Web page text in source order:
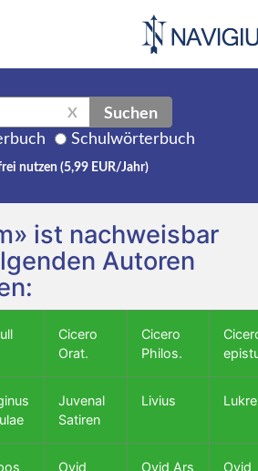
X Suchen
Schulwörterbuch
nutzen (5,99 EUR/Jahr)
ist nachweisbar
Autoren
Cicero
Orat.
Cicero
Philos.
Juvenal
Satiren
Livius
Ovid
Ovid Ars
Ovid